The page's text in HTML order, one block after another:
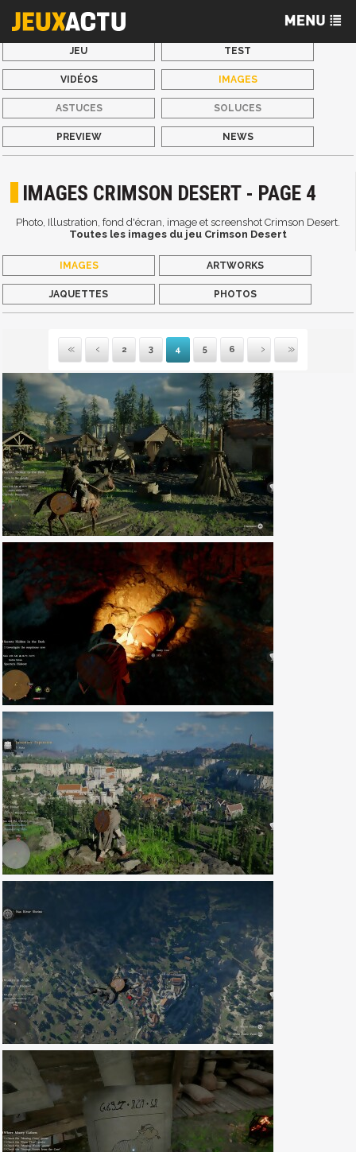
JEU TEST
VIDÉOS IMAGES
ASTUCES SOLUCES
PREVIEW NEWS
IMAGES CRIMSON DESERT - PAGE 4
Photo, Illustration, fond d'écran, image et screenshot Crimson Desert.
Toutes les images du jeu Crimson Desert
IMAGES ARTWORKS
JAQUETTES PHOTOS
Première
Précédente
2 3 4 5 6
Suivante
Dernière